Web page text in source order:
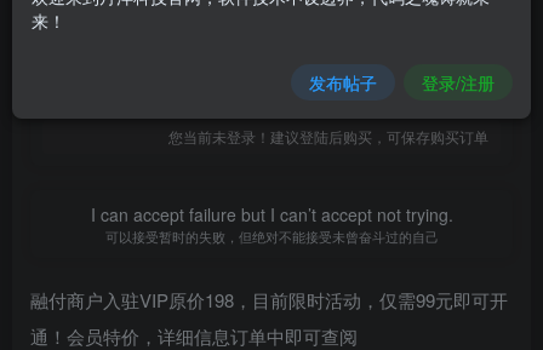
￥ ￥198
您当前未登录！建议登陆后购买，可保存购买订单
I can accept failure but I can’t accept not trying.
可以接受暂时的失败，但绝对不能接受未曾奋斗过的自己
融付商户入驻VIP原价198，目前限时活动，仅需99元即可开
通！会员特价，详细信息订单中即可查阅
来！
发布帖子 登录/注册